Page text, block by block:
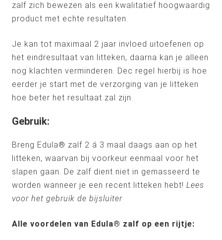
zalf zich bewezen als een kwalitatief hoogwaardig
product met echte resultaten.
Je kan tot maximaal 2 jaar invloed uitoefenen op
het eindresultaat van litteken, daarna kan je alleen
nog klachten verminderen. Dec regel hierbij is hoe
eerder je start met de verzorging van je litteken
hoe beter het resultaat zal zijn.
Gebruik:
Breng Edula® zalf 2 á 3 maal daags aan op het
litteken, waarvan bij voorkeur eenmaal voor het
slapen gaan. De zalf dient niet in gemasseerd te
worden wanneer je een recent litteken hebt! Lees
voor het gebruik de bijsluiter
Alle voordelen van Edula® zalf op een rijtje: